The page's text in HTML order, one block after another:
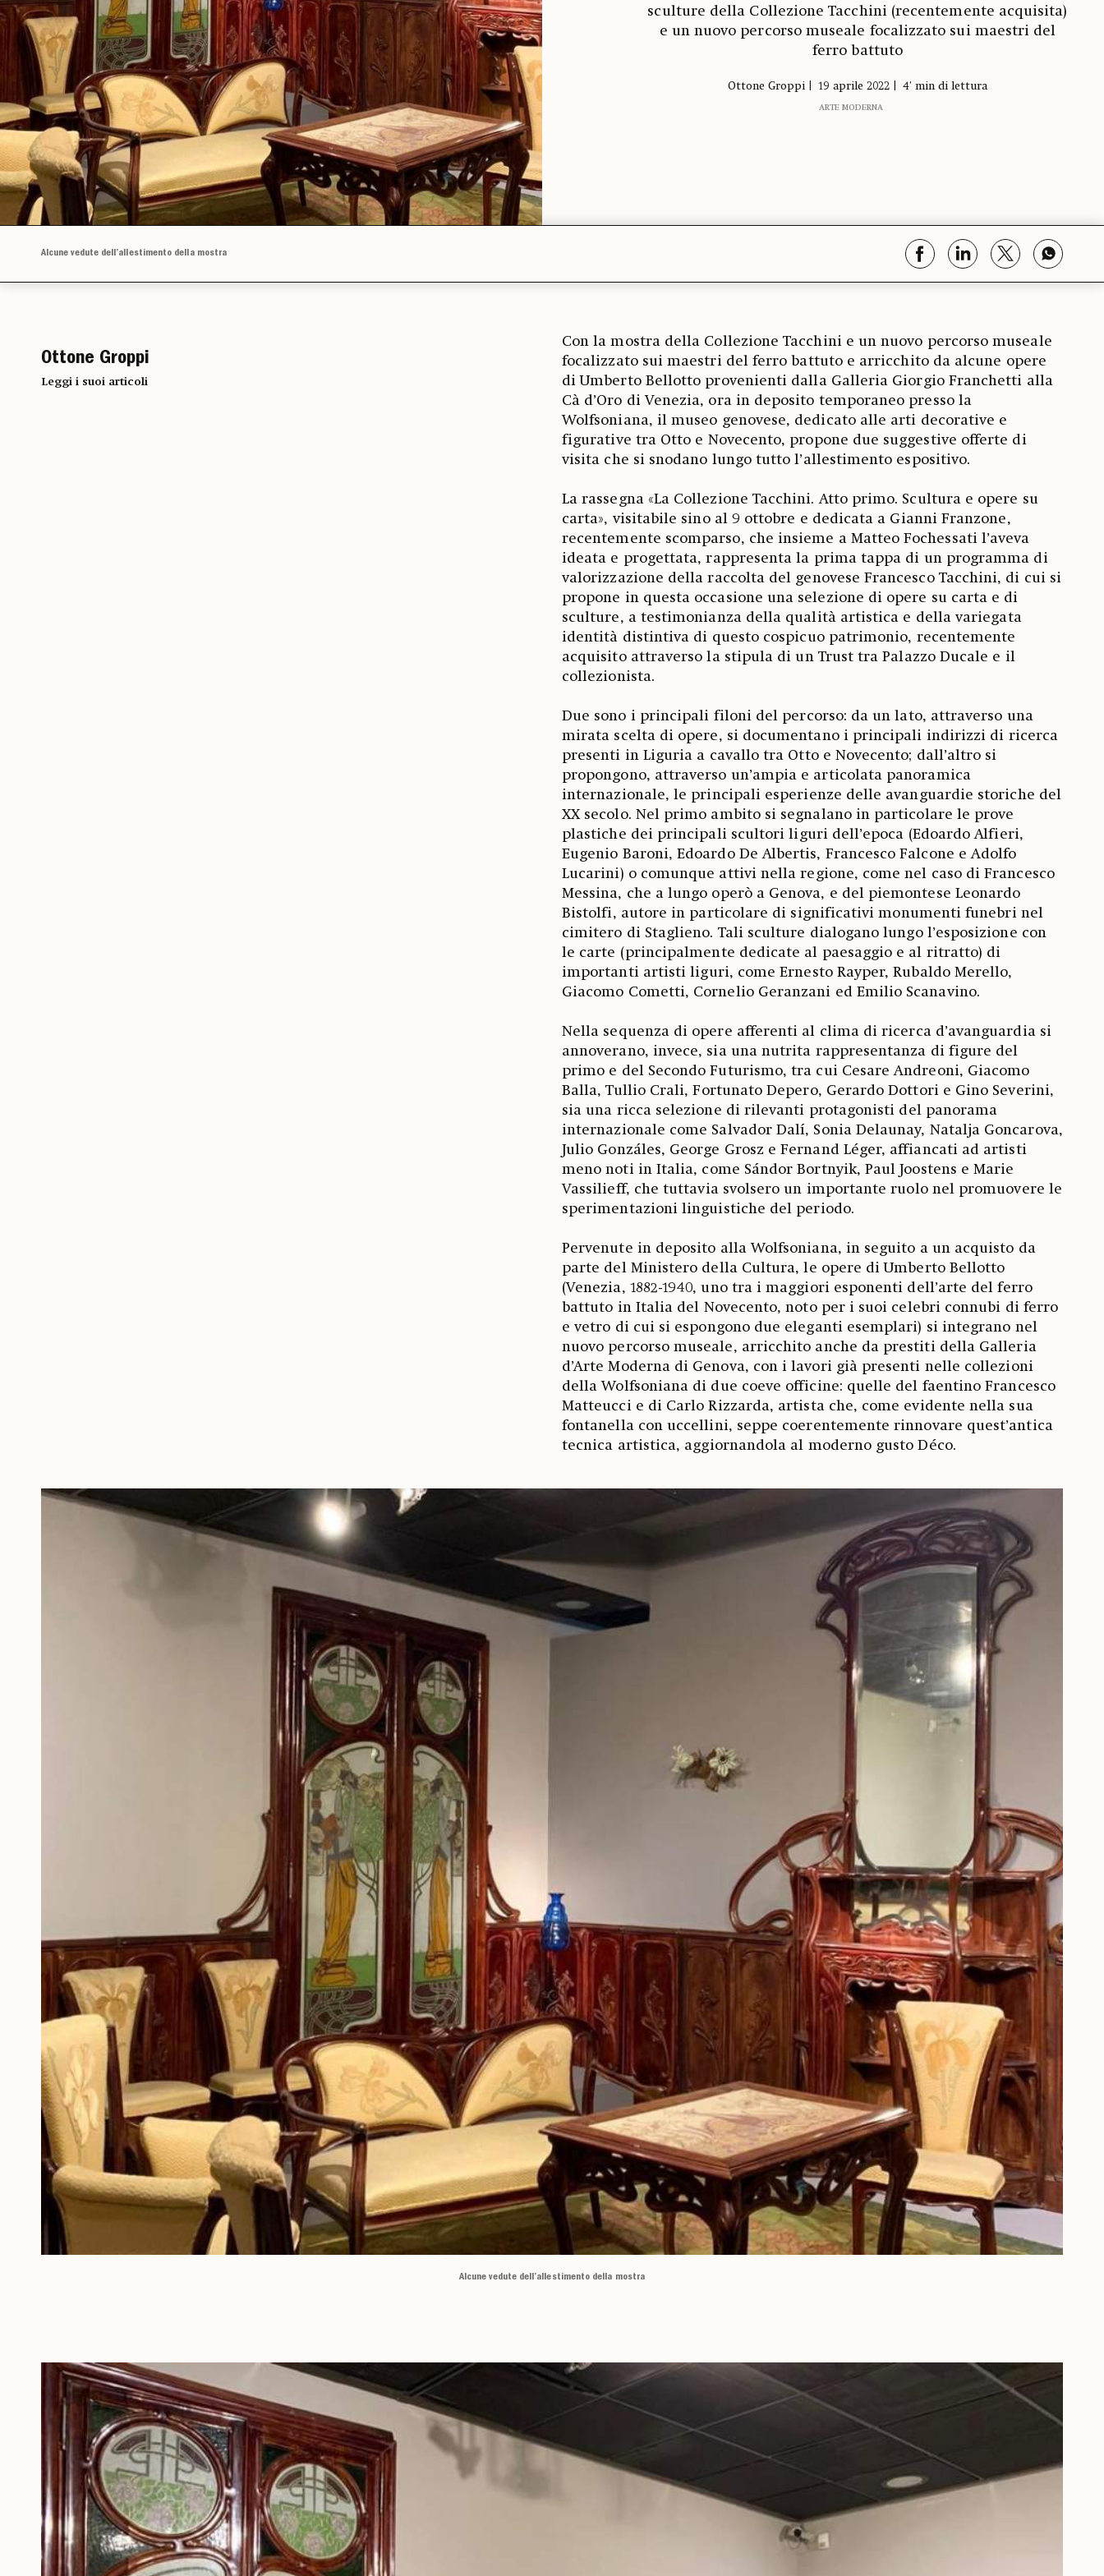
sculture della Collezione Tacchini (recentemente acquisita)
e un nuovo percorso museale focalizzato sui maestri del
ferro battuto
Ottone Groppi 19 aprile 2022 4' min di lettura
ARTE MODERNA
Alcune vedute dell’allestimento della mostra
Ottone Groppi
Leggi i suoi articoli
Con la mostra della Collezione Tacchini e un nuovo percorso museale
focalizzato sui maestri del ferro battuto e arricchito da alcune opere
di Umberto Bellotto provenienti dalla Galleria Giorgio Franchetti alla
Cà d’Oro di Venezia, ora in deposito temporaneo presso la
Wolfsoniana, il museo genovese, dedicato alle arti decorative e
figurative tra Otto e Novecento, propone due suggestive offerte di
visita che si snodano lungo tutto l’allestimento espositivo.
La rassegna «La Collezione Tacchini. Atto primo. Scultura e opere su
carta», visitabile sino al 9 ottobre e dedicata a Gianni Franzone,
recentemente scomparso, che insieme a Matteo Fochessati l’aveva
ideata e progettata, rappresenta la prima tappa di un programma di
valorizzazione della raccolta del genovese Francesco Tacchini, di cui si
propone in questa occasione una selezione di opere su carta e di
sculture, a testimonianza della qualità artistica e della variegata
identità distintiva di questo cospicuo patrimonio, recentemente
acquisito attraverso la stipula di un Trust tra Palazzo Ducale e il
collezionista.
Due sono i principali filoni del percorso: da un lato, attraverso una
mirata scelta di opere, si documentano i principali indirizzi di ricerca
presenti in Liguria a cavallo tra Otto e Novecento; dall’altro si
propongono, attraverso un’ampia e articolata panoramica
internazionale, le principali esperienze delle avanguardie storiche del
XX secolo. Nel primo ambito si segnalano in particolare le prove
plastiche dei principali scultori liguri dell’epoca (Edoardo Alfieri,
Eugenio Baroni, Edoardo De Albertis, Francesco Falcone e Adolfo
Lucarini) o comunque attivi nella regione, come nel caso di Francesco
Messina, che a lungo operò a Genova, e del piemontese Leonardo
Bistolfi, autore in particolare di significativi monumenti funebri nel
cimitero di Staglieno. Tali sculture dialogano lungo l’esposizione con
le carte (principalmente dedicate al paesaggio e al ritratto) di
importanti artisti liguri, come Ernesto Rayper, Rubaldo Merello,
Giacomo Cometti, Cornelio Geranzani ed Emilio Scanavino.
Nella sequenza di opere afferenti al clima di ricerca d’avanguardia si
annoverano, invece, sia una nutrita rappresentanza di figure del
primo e del Secondo Futurismo, tra cui Cesare Andreoni, Giacomo
Balla, Tullio Crali, Fortunato Depero, Gerardo Dottori e Gino Severini,
sia una ricca selezione di rilevanti protagonisti del panorama
internazionale come Salvador Dalí, Sonia Delaunay, Natalja Goncarova,
Julio Gonzáles, George Grosz e Fernand Léger, affiancati ad artisti
meno noti in Italia, come Sándor Bortnyik, Paul Joostens e Marie
Vassilieff, che tuttavia svolsero un importante ruolo nel promuovere le
sperimentazioni linguistiche del periodo.
Pervenute in deposito alla Wolfsoniana, in seguito a un acquisto da
parte del Ministero della Cultura, le opere di Umberto Bellotto
(Venezia, 1882-1940, uno tra i maggiori esponenti dell’arte del ferro
battuto in Italia del Novecento, noto per i suoi celebri connubi di ferro
e vetro di cui si espongono due eleganti esemplari) si integrano nel
nuovo percorso museale, arricchito anche da prestiti della Galleria
d’Arte Moderna di Genova, con i lavori già presenti nelle collezioni
della Wolfsoniana di due coeve officine: quelle del faentino Francesco
Matteucci e di Carlo Rizzarda, artista che, come evidente nella sua
fontanella con uccellini, seppe coerentemente rinnovare quest’antica
tecnica artistica, aggiornandola al moderno gusto Déco.
Alcune vedute dell’allestimento della mostra